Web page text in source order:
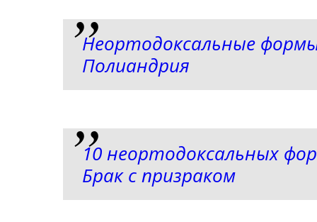
Неортодоксальные
Полиандрия
10 неортодоксальных
Брак с призраком